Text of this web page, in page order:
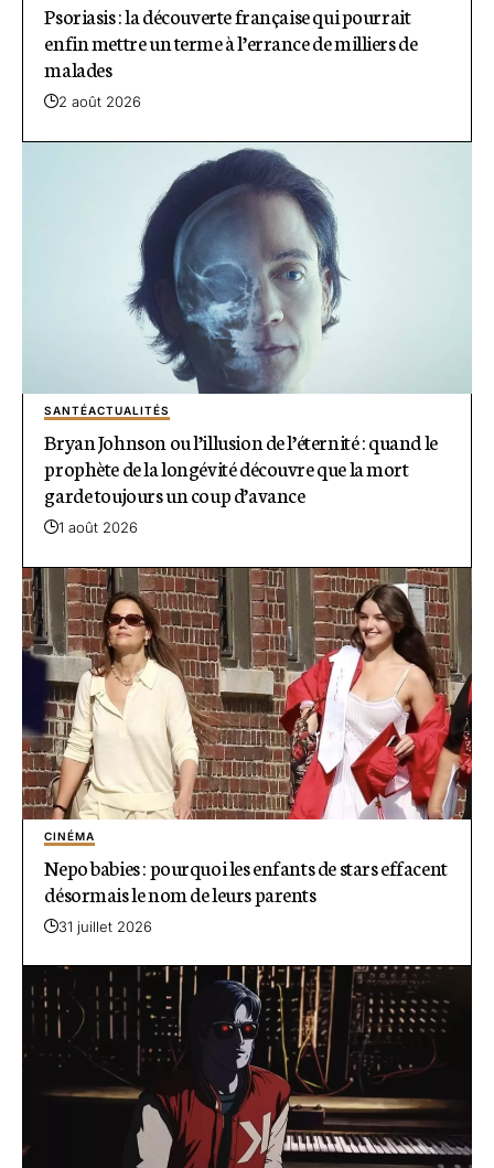
Psoriasis : la découverte française qui pourrait
enfin mettre un terme à l’errance de milliers de
malades
2 août 2026
SANTÉACTUALITÉS
Bryan Johnson ou l’illusion de l’éternité : quand le
prophète de la longévité découvre que la mort
garde toujours un coup d’avance
1 août 2026
CINÉMA
Nepo babies : pourquoi les enfants de stars effacent
désormais le nom de leurs parents
31 juillet 2026